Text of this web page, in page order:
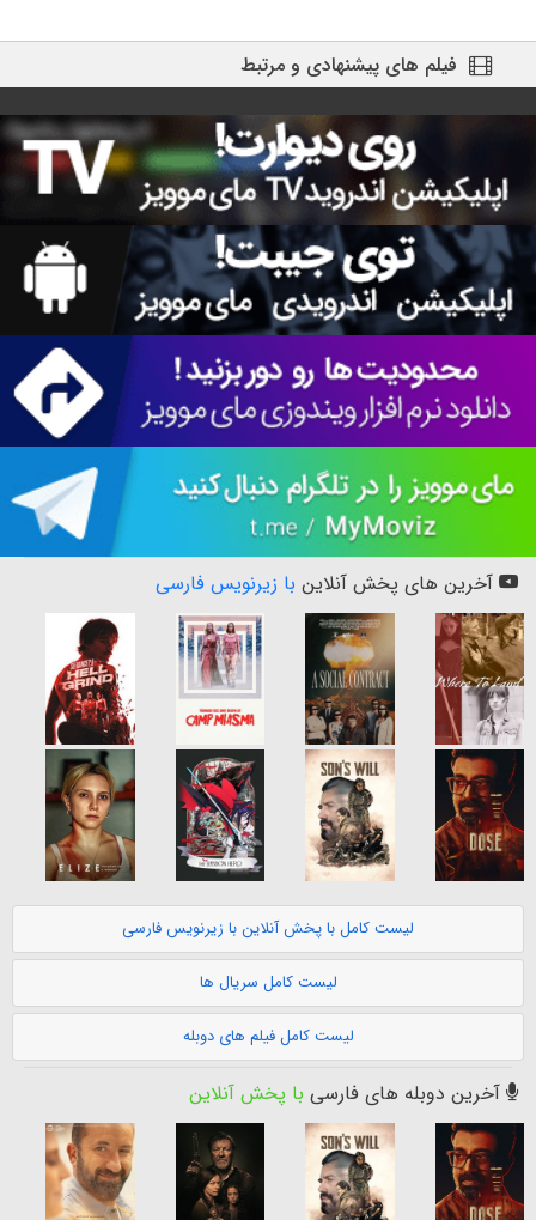
فیلم های پیشنهادی و مرتبط
آخرین های پخش آنلاین با زیرنویس فارسی
لیست کامل با پخش آنلاین با زیرنویس فارسی
لیست کامل سریال ها
لیست کامل فیلم های دوبله
آخرین دوبله های فارسی با پخش آنلاین